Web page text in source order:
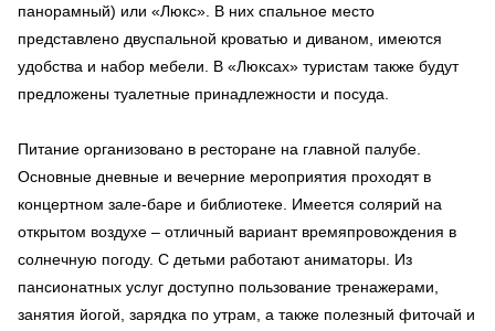
панорамный) или «Люкс». В них спальное место
представлено двуспальной кроватью и диваном, имеются
удобства и набор мебели. В «Люксах» туристам также будут
предложены туалетные принадлежности и посуда.
Питание организовано в ресторане на главной палубе.
Основные дневные и вечерние мероприятия проходят в
концертном зале-баре и библиотеке. Имеется солярий на
открытом воздухе – отличный вариант времяпровождения в
солнечную погоду. С детьми работают аниматоры. Из
пансионатных услуг доступно пользование тренажерами,
занятия йогой, зарядка по утрам, а также полезный фиточай и